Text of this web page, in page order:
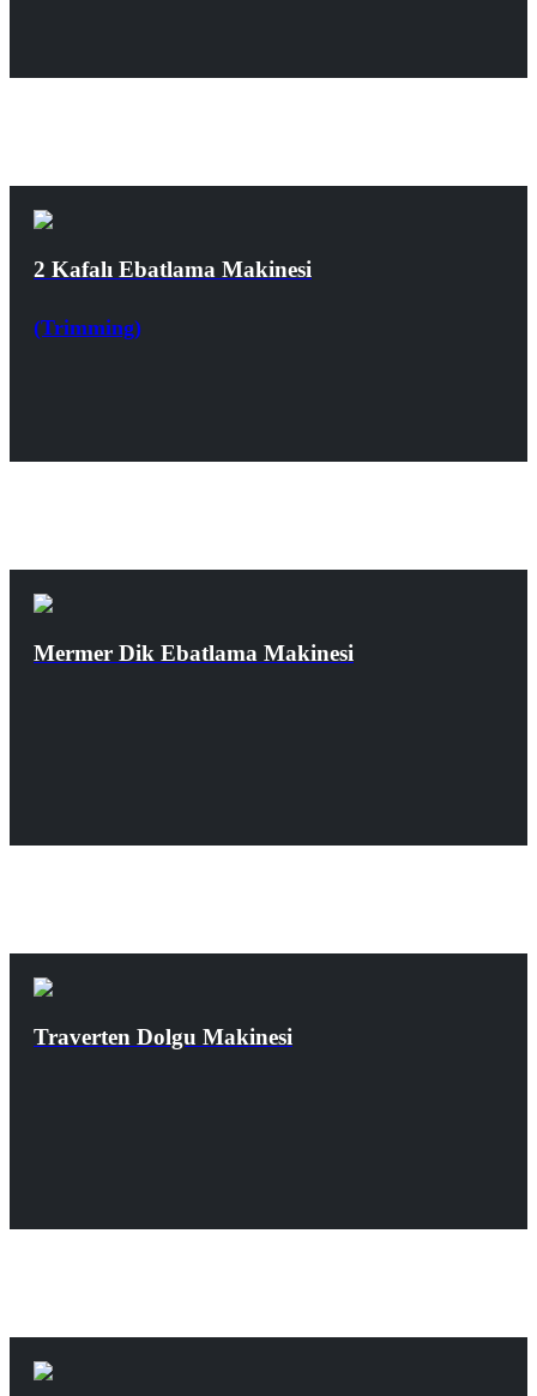
2 Kafalı Ebatlama Makinesi
(Trimming)
Mermer Dik Ebatlama Makinesi
Traverten Dolgu Makinesi